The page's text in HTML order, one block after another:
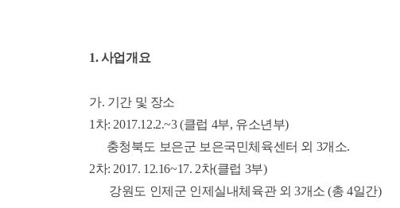
1. 사업개요
가. 기간 및 장소
1차: 2017.12.2.~3 (클럽 4부, 유소년부)
충청북도 보은군 보은국민체육센터 외 3개소.
2차: 2017. 12.16~17. 2차(클럽 3부)
강원도 인제군 인제실내체육관 외 3개소 (총 4일간)